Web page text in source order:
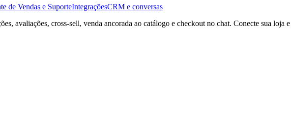
de Vendas e SuporteIntegraçõesCRM e conversas
avaliações, cross-sell, venda ancorada ao catálogo e checkout no chat. Conecte sua loja